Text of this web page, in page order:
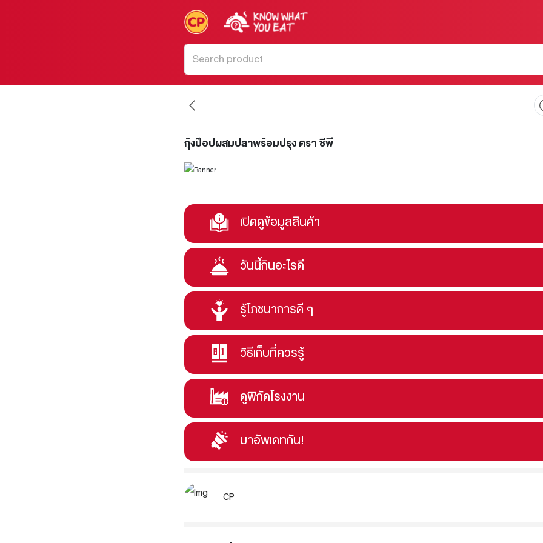
กุ้งป๊อปผสมปลาพร้อมปรุง ตรา ซีพี
เปิดดูข้อมูลสินค้า
วันนี้กินอะไรดี
รู้โภชนาการดี ๆ
วิธีเก็บที่ควรรู้
ดูพิกัดโรงงาน
มาอัพเดทกัน!
CP